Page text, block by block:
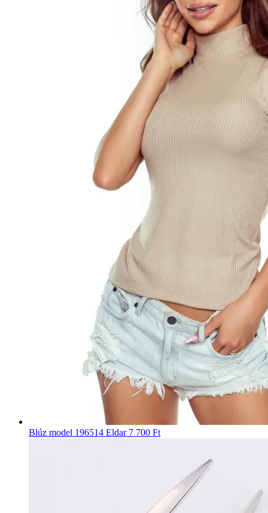
Blúz model 196514 Eldar 7 700 Ft